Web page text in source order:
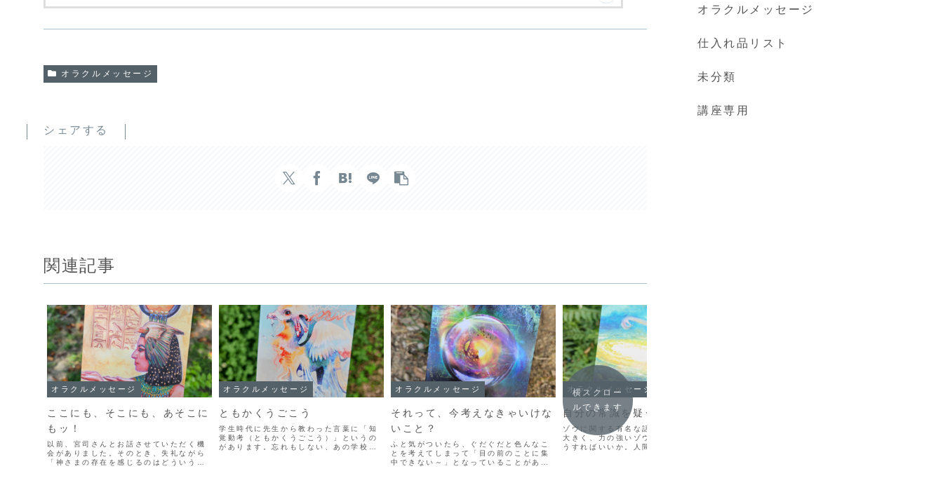
オラクルメッセージ
シェアする
関連記事
オラクルメッセージ
ここにも、そこにも、あそこに
もッ！
以前、宮司さんとお話させていただく機
会がありました。そのとき、失礼ながら
「神さまの存在を感じるのはどういうと
オラクルメッセージ
ともかくうごこう
学生時代に先生から教わった言葉に「知
覚動考（ともかくうごこう）」というの
があります。忘れもしない、あの学校で
オラクルメッセージ
それって、今考えなきゃいけな
いこと？
ふと気がついたら、ぐだぐだと色んなこ
とを考えてしまって「目の前のことに集
中できない～」となっていることがあり
オラクルメッセージ
自分の常識を疑う
ゾウに関する有名な話があります。あの
大きく、力の強いゾウを従わせるにはど
うすればいいか。人間が乗ったり、芸を
横スクロー
ルできます
オラクルメッセージ
仕入れ品リスト
未分類
講座専用